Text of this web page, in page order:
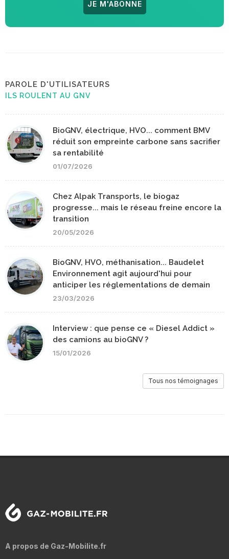
JE M'ABONNE
PAROLE D'UTILISATEURS
ILS ROULENT AU GNV
BioGNV, électrique, HVO... comment BMV
réduit son empreinte carbone sans sacrifier
sa rentabilité
01/07/2026
Chez Alpak Transports, le biogaz
progresse... mais le réseau freine encore la
transition
20/05/2026
BioGNV, HVO, méthanisation... Baudelet
Environnement agit aujourd'hui pour
anticiper les réglementations de demain
23/03/2026
Interview : que pense ce « Diesel Addict »
des camions au bioGNV ?
15/01/2026
Tous nos témoignages
A propos de Gaz-Mobilite.fr